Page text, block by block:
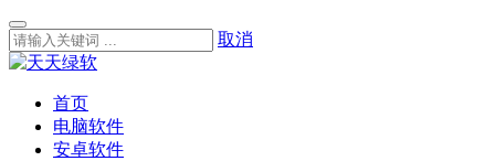
取消
首页
电脑软件
安卓软件